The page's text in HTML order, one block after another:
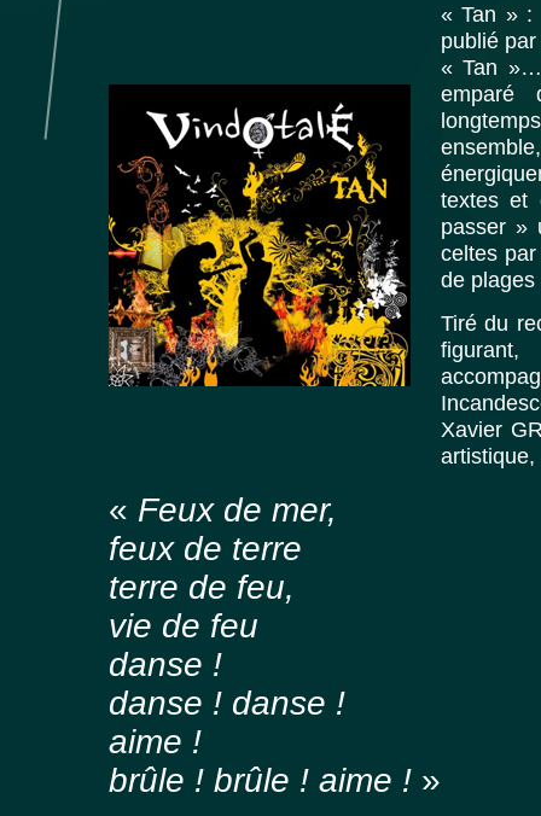
« Tan » :
publié
« Tan »…
emparé
textes et
passer »
celtes
de
Tiré du
Xavier
« Feux de mer,
feux de terre
terre de feu,
vie de feu
danse !
danse ! danse !
aime !
brûle ! brûle ! aime ! »